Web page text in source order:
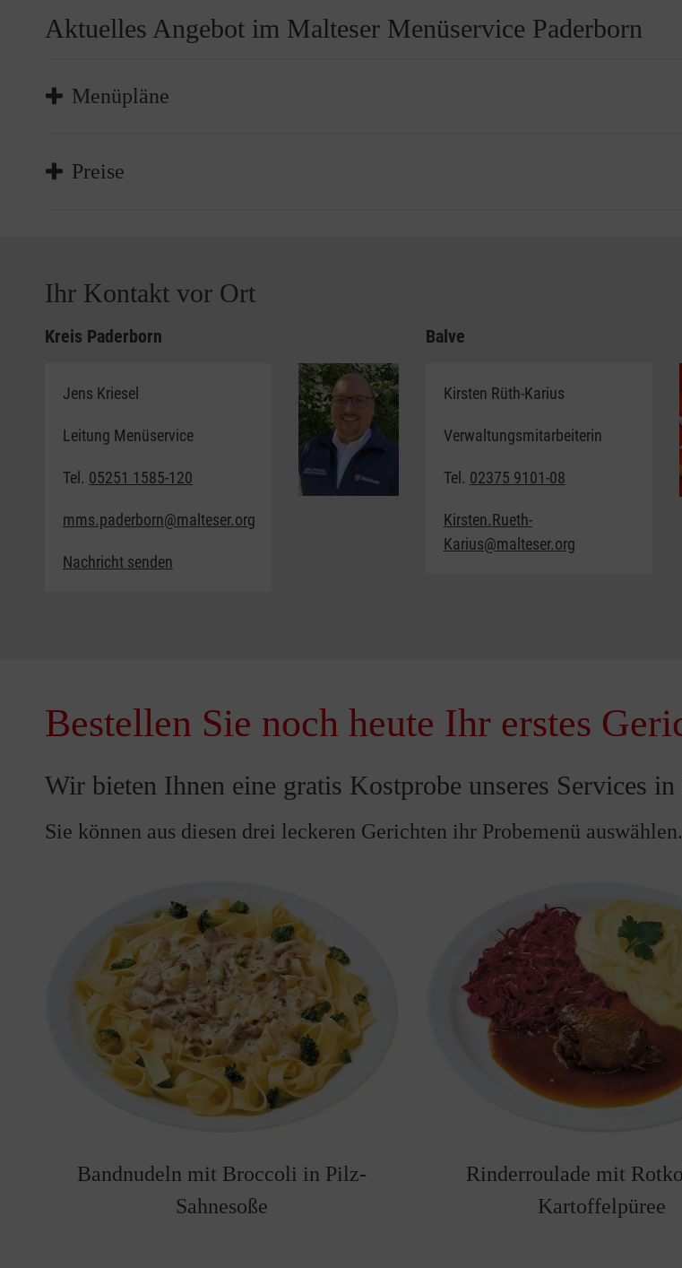
Aktuelles Angebot im Malteser Menüservice Paderborn
Menüpläne
um Informationsmaterial Ihrer Malteser vor Ort zu erhalten.
Preise
Unsere Menüs können Sie bereits ab 7,40 € bestellen. Wählen Sie aus verschiedenen Kategorien
Lieblingsgericht:
ausgefallener Hochgenuss im Premium-Menü
unsere Tagesempfehlung für Unentschlossene
Bodenständige Hausmannskost im Menü „Traditionell gut“
Gerichte die immer gut sind im Menü „Einfach lecker“
für den kleinen Hunger ist auch immer etwas dabei im Menü „Klein, aber fein“
Ihr Kontakt vor Ort
Kreis Paderborn
Jens Kriesel
Leitung Menüservice
Tel. 05251 1585-120
mms.paderborn@malteser.org
Nachricht senden
Balve
Kirsten Rüth-Karius
Verwaltungsmitarbeiterin
Tel. 02375 9101-08
Kirsten.Rueth-
Karius@malteser.org
Bestellen Sie noch heute Ihr erstes
Wir bieten Ihnen eine gratis Kostprobe unseres Services in
Sie können aus diesen drei leckeren Gerichten ihr Probemenü
Bandnudeln mit Broccoli in Pilz-
Sahnesoße
Rinderroulade mit
Kartoffelpüree